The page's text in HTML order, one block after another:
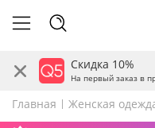
Скидка 10%
На первый заказ в
Главная Женская